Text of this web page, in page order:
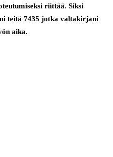
riittää. Siksi
teitä 7435 jotka valtakirjani
aika.